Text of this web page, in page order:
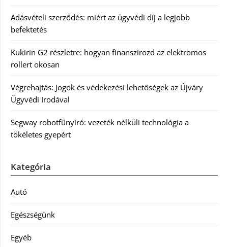
Adásvételi szerződés: miért az ügyvédi díj a legjobb
befektetés
Kukirin G2 részletre: hogyan finanszírozd az elektromos
rollert okosan
Végrehajtás: Jogok és védekezési lehetőségek az Újváry
Ügyvédi Irodával
Segway robotfűnyíró: vezeték nélküli technológia a
tökéletes gyepért
Kategória
Autó
Egészségünk
Egyéb